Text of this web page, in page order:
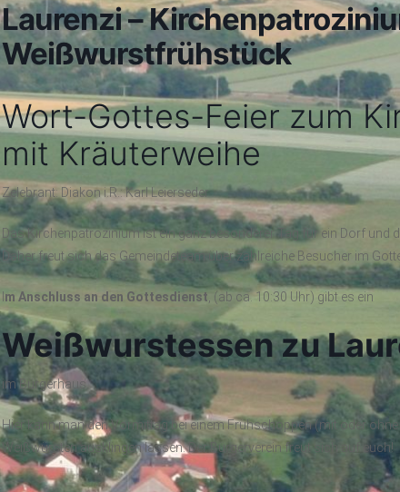
Laurenzi –
Weißwurstfrühstück
Wort-Gottes-Feier zum
mit Kräuterweihe
Zelebrant: Diakon i.R.: Karl Leierseder
Das Kirchenpatrozinium ist ein ganz besonderer Tag für ein Dorf und
Daher freut sich das Gemeindeteam über zahlreiche Besucher im
m Anschluss an den Gottesdienst , (ab ca. 10:30 Uhr) gibt es ein
Weißwurstessen zu
im Bürgerhaus.
Hier kann man den Vormittag bei einem Frühschoppen (mit oder
Weißwürsten ausklingen lassen. Der Bürgerverein freut sich auf euch!